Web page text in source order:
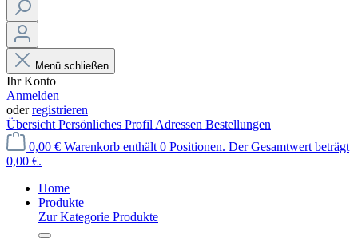
Menü schließen
Ihr Konto
Anmelden
oderregistrieren
Übersicht Persönliches Profil Adressen Bestellungen
0,00 € Warenkorb enthält 0 Positionen. Der Gesamtwert beträgt
0,00 €.
Home
Produkte
Zur Kategorie Produkte